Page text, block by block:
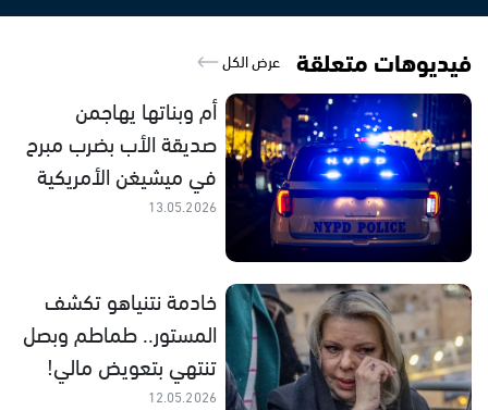
فيديوهات متعلقة عرض الكل
أم وبناتها يهاجمن
صديقة الأب بضرب مبرح
في ميشيغن الأمريكية
13.05.2026
خادمة نتنياهو تكشف
المستور.. طماطم وبصل
تنتهي بتعويض مالي!
12.05.2026